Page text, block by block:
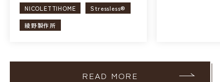
邸）
NICOLETTIHOME Stressless®
綾野製作所
READ MORE